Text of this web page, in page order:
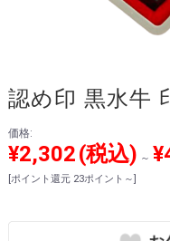
認め印 黒水牛
価格:
¥2,302(税込) ～
[ポイント還元 23ポイント～]